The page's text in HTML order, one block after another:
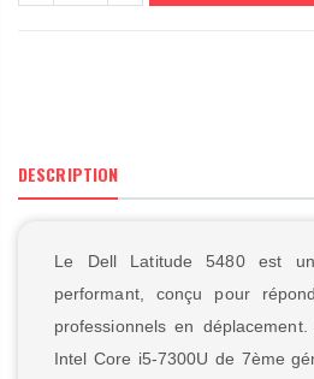
DESCRIPTION
Le Dell Latitude 5480 est
performant, conçu pour
professionnels en
Intel Core i5-7300U de 7ème